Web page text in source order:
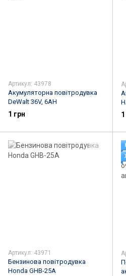
Артикул: 43978
Акумуляторна повітродувка
DeWalt 36V, 6AH
1 грн
Артикул: 43971
Бензинова повітродувка
Honda GHB-25А